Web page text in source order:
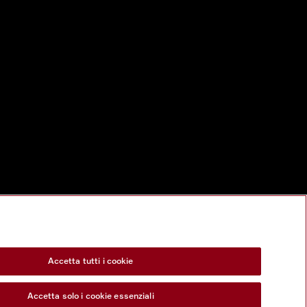
Accetta tutti i cookie
Accetta solo i cookie essenziali